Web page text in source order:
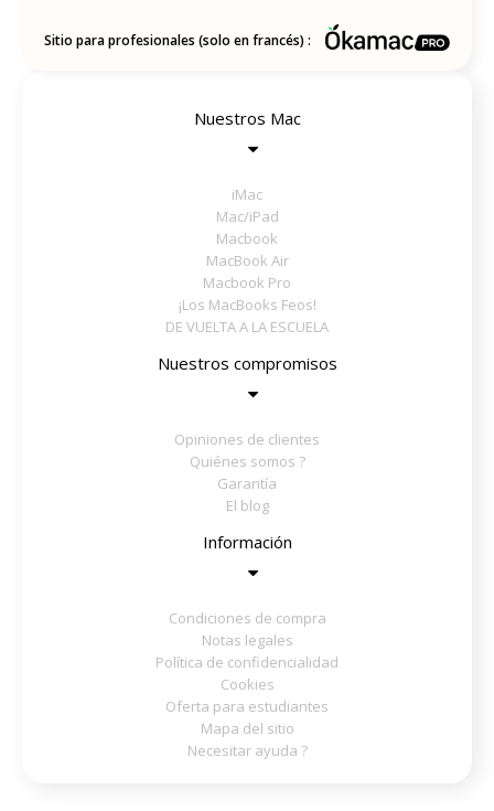
Sitio para profesionales (solo en francés) :
Nuestros Mac
iMac
Mac/iPad
Macbook
MacBook Air
Macbook Pro
¡Los MacBooks Feos!
DE VUELTA A LA ESCUELA
Nuestros compromisos
Opiniones de clientes
Quiénes somos ?
Garantía
El blog
Información
Condiciones de compra
Notas legales
Política de confidencialidad
Cookies
Oferta para estudiantes
Mapa del sitio
Necesitar ayuda ?